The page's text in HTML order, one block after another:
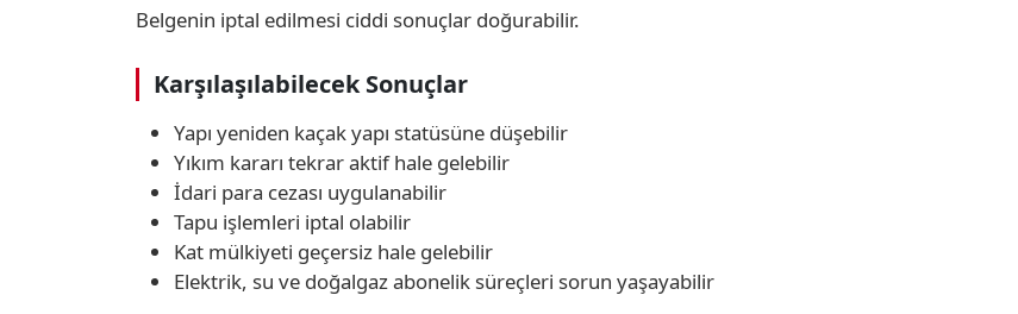
Belgenin iptal edilmesi ciddi sonuçlar doğurabilir.
Karşılaşılabilecek Sonuçlar
Yapı yeniden kaçak yapı statüsüne düşebilir
Yıkım kararı tekrar aktif hale gelebilir
İdari para cezası uygulanabilir
Tapu işlemleri iptal olabilir
Kat mülkiyeti geçersiz hale gelebilir
Elektrik, su ve doğalgaz abonelik süreçleri sorun yaşayabilir